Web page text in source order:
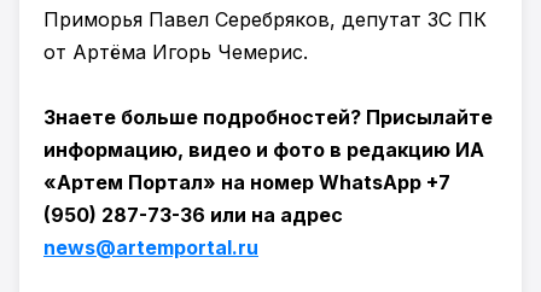
Приморья Павел Серебряков, депутат ЗС ПК
от Артёма Игорь Чемерис.
Знаете больше подробностей? Присылайте
информацию, видео и фото в редакцию ИА
«Артем Портал» на номер WhatsApp +7
(950) 287-73-36 или на адрес
news@artemportal.ru